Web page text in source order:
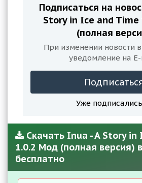
Подписаться на
Story in Ice and
(полная
При изменении новости
уведомление на
Уже
Скачать Inua - A Story in
1.0.2 Мод (полная версия)
бесплатно